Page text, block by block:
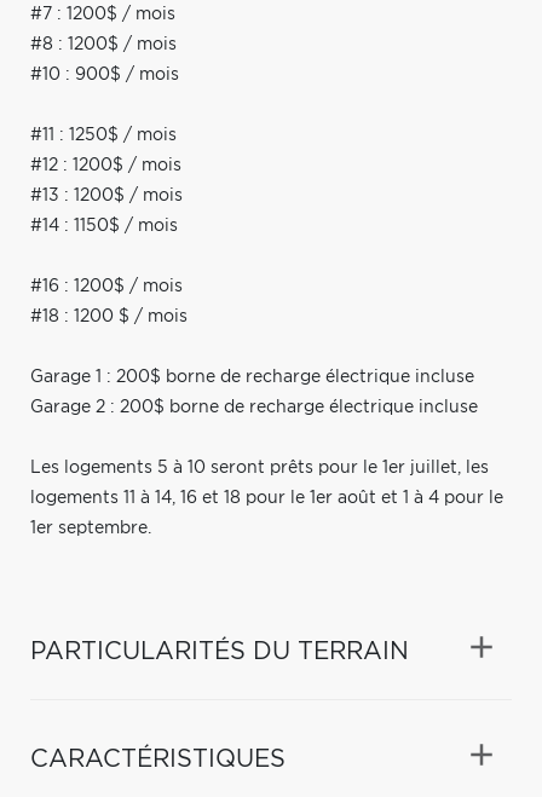
#7 : 1200$ / mois
#8 : 1200$ / mois
#10 : 900$ / mois
#11 : 1250$ / mois
#12 : 1200$ / mois
#13 : 1200$ / mois
#14 : 1150$ / mois
#16 : 1200$ / mois
#18 : 1200 $ / mois
Garage 1 : 200$ borne de recharge électrique incluse
Garage 2 : 200$ borne de recharge électrique incluse
Les logements 5 à 10 seront prêts pour le 1er juillet, les
logements 11 à 14, 16 et 18 pour le 1er août et 1 à 4 pour le
1er septembre.
PARTICULARITÉS DU TERRAIN
CARACTÉRISTIQUES